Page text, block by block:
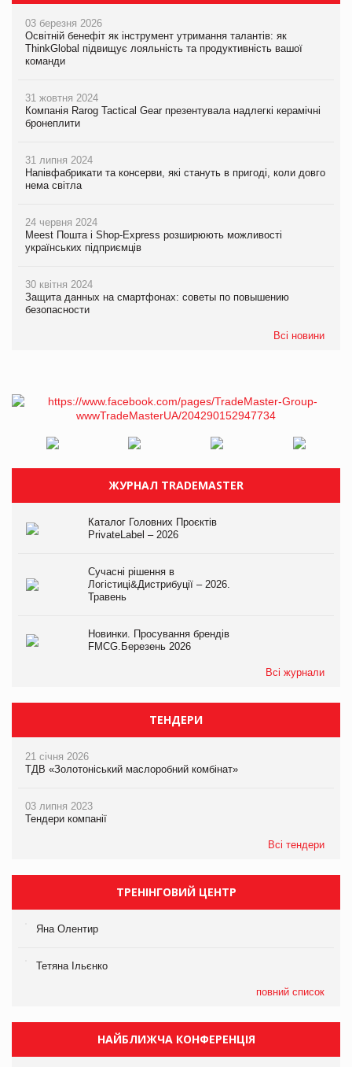
03 березня 2026
Освітній бенефіт як інструмент утримання талантів: як
ThinkGlobal підвищує лояльність та продуктивність вашої
команди
31 жовтня 2024
Компанія Rarog Tactical Gear презентувала надлегкі керамічні
бронеплити
31 липня 2024
Напівфабрикати та консерви, які стануть в пригоді, коли довго
нема світла
24 червня 2024
Meest Пошта і Shop-Express розширюють можливості
українських підприємців
30 квітня 2024
Защита данных на смартфонах: советы по повышению
безопасности
Всі новини
ЖУРНАЛ TRADEMASTER
Каталог Головних Проєктів
PrivateLabel – 2026
Сучасні рішення в
Логістиці&Дистрибуції – 2026.
Травень
Новинки. Просування брендів
FMCG.Березень 2026
Всі журнали
ТЕНДЕРИ
21 січня 2026
ТДВ «Золотоніський маслоробний комбінат»
03 липня 2023
Тендери компанії
Всі тендери
ТРЕНІНГОВИЙ ЦЕНТР
Яна Олентир
Тетяна Ільєнко
повний список
НАЙБЛИЖЧА КОНФЕРЕНЦІЯ